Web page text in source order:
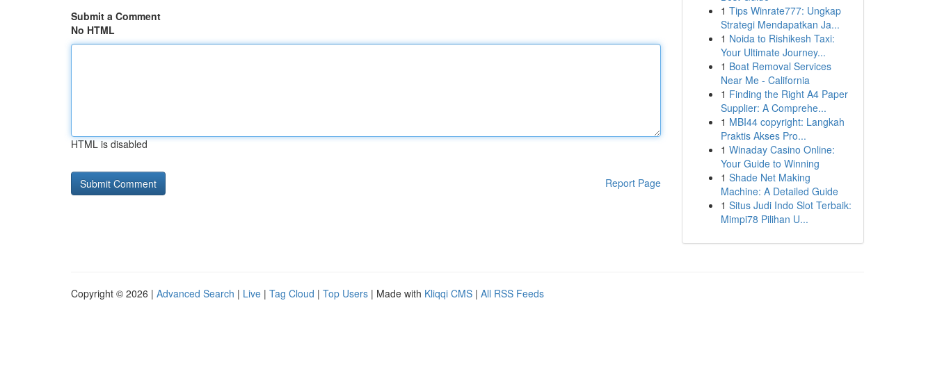
Submit a Comment
No HTML
HTML is disabled
Report Page
1 Tips Winrate777: Ungkap
Strategi Mendapatkan Ja...
1 Noida to Rishikesh Taxi:
Your Ultimate Journey...
1 Boat Removal Services
Near Me - California
1 Finding the Right A4 Paper
Supplier: A Comprehe...
1 MBI44 copyright: Langkah
Praktis Akses Pro...
1 Winaday Casino Online:
Your Guide to Winning
1 Shade Net Making
Machine: A Detailed Guide
1 Situs Judi Indo Slot Terbaik:
Mimpi78 Pilihan U...
Copyright © 2026 | Advanced Search | Live | Tag Cloud | Top Users | Made with Kliqqi CMS | All RSS Feeds